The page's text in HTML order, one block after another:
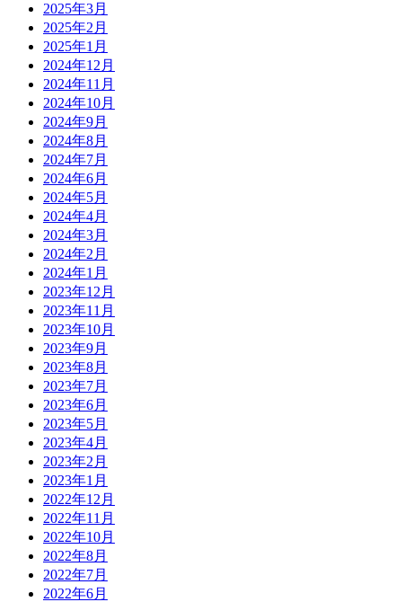
2025年3月
2025年2月
2025年1月
2024年12月
2024年11月
2024年10月
2024年9月
2024年8月
2024年7月
2024年6月
2024年5月
2024年4月
2024年3月
2024年2月
2024年1月
2023年12月
2023年11月
2023年10月
2023年9月
2023年8月
2023年7月
2023年6月
2023年5月
2023年4月
2023年2月
2023年1月
2022年12月
2022年11月
2022年10月
2022年8月
2022年7月
2022年6月